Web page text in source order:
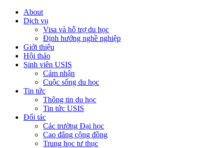
About
Dịch vụ
Visa và hỗ trợ du học
Định hướng nghề nghiệp
Giới thiệu
Hội thảo
Sinh viên USIS
Cảm nhận
Cuộc sống du học
Tin tức
Thông tin du học
Tin tức USIS
Đối tác
Các trường Đại học
Cao đẳng cộng đồng
Trung học tư thục